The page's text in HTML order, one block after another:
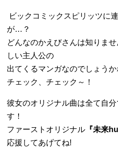
ビックコミックスピリッツに
が…？
どんなのかえびさんは知りま
しい主人公の
出てくるマンガなのでしょうか
チェック、チェック～！
彼女のオリジナル曲は全て自
す！
ファーストオリジナル 『未来
応援してあげてね!